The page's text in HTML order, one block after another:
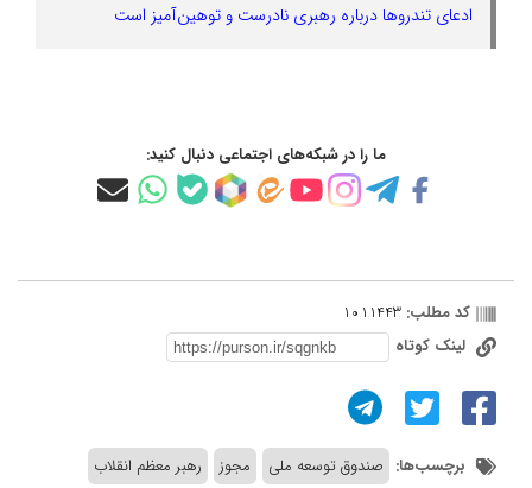
ادعای تندروها درباره رهبری نادرست و توهین‌آمیز است
ما را در شبکه‌های اجتماعی دنبال کنید:
کد مطلب: 1011443
لینک کوتاه
برچسب‌ها: صندوق توسعه ملی مجوز رهبر معظم انقلاب